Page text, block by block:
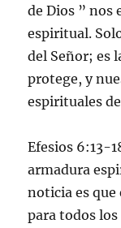
de Dios ” nos
espiritual.
del Señor; es
protege, y
espirituales
Efesios 6:13-
armadura
noticia es que
para todos